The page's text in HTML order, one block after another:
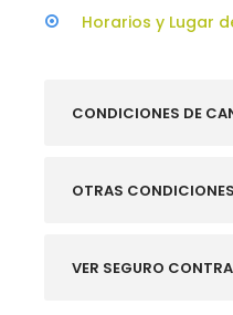
Horarios y Lugar
CONDICIONES DE
OTRAS
VER SEGURO